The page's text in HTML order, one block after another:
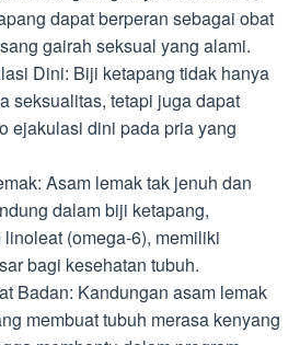
dapat berperan sebagai obat
gairah seksual yang alami.
Dini: Biji ketapang tidak hanya
seksualitas, tetapi juga dapat
ejakulasi dini pada pria yang
Asam lemak tak jenuh dan
dalam biji ketapang,
(omega-6), memiliki
bagi kesehatan tubuh.
Badan: Kandungan asam lemak
membuat tubuh merasa kenyang